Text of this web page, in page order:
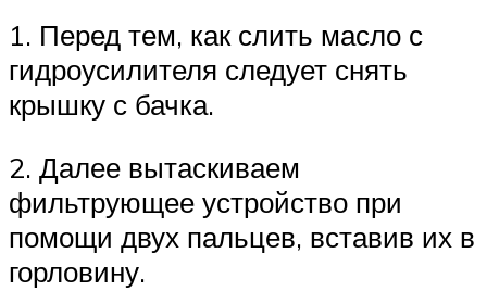
1. Перед тем, как слить масло с
гидроусилителя следует снять
крышку с бачка.
2. Далее вытаскиваем
фильтрующее устройство при
помощи двух пальцев, вставив их в
горловину.